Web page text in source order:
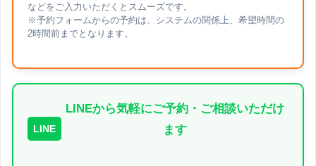
などをご入力いただくとスムーズです。
※予約フォームからの予約は、システムの関係上、希望時間の
2時間前までとなります。
LINE
LINEから気軽にご予約・ご相談いただけ
ます